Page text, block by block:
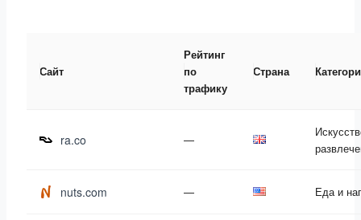
Сайт
Рейтинг
по
трафику
Страна
ra.co —
nuts.com — Еда и